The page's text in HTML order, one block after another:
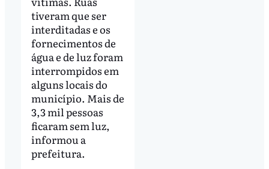
tiveram que ser
interditadas e os
fornecimentos de
água e de luz foram
interrompidos em
alguns locais do
município. Mais de
3,3 mil pessoas
ficaram sem luz,
informou a
prefeitura.